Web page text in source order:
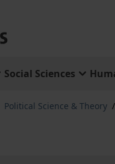
Social Sciences
Political Science & Theory /